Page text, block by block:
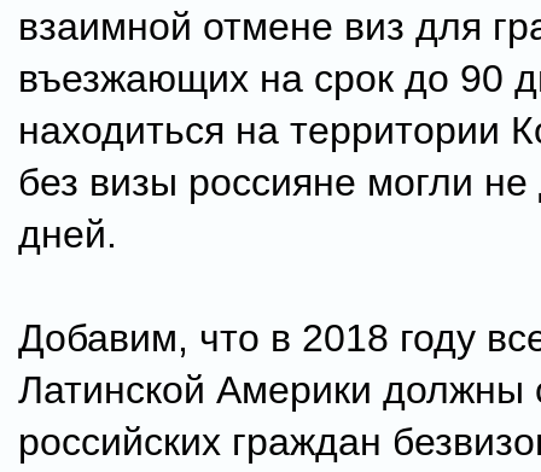
взаимной отмене виз для
въезжающих на срок до 90
находиться на территории
без визы россияне могли
дней.
Добавим, что в 2018 году
Латинской Америки должны
российских граждан